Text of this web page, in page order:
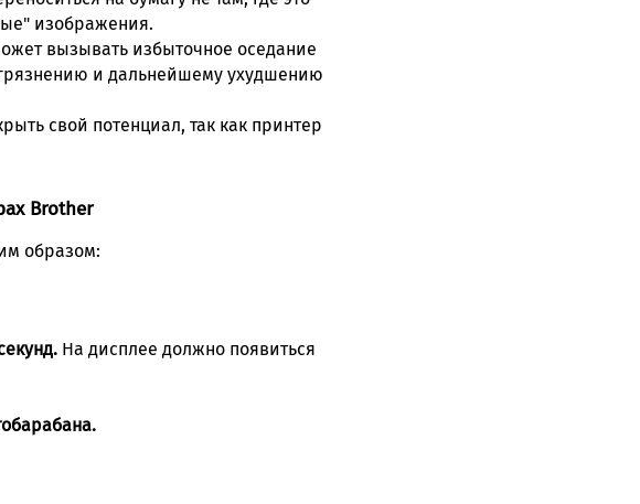
изображения.
вызывать избыточное оседание
и дальнейшему ухудшению
свой потенциал, так как принтер
Brother
образом:
На дисплее должно появиться